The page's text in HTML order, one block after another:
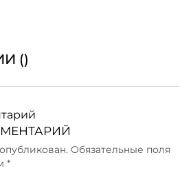
()
Обязательные поля
*